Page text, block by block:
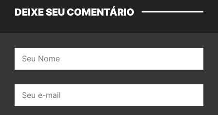
DEIXE SEU COMENTÁRIO
mail: